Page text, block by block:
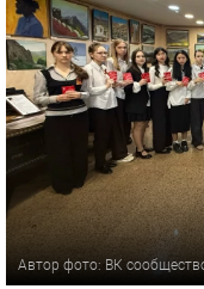
Автор фото: ВК